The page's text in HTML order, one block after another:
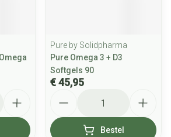
Pure by Solidpharma
Pure Omega 3 + D3
Softgels 90
€ 45,95
Bestel